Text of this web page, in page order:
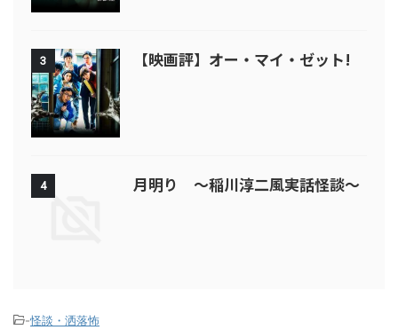
3 【映画評】オー・マイ・ゼット!
4 月明り ～稲川淳二風実話怪談～
-怪談・洒落怖